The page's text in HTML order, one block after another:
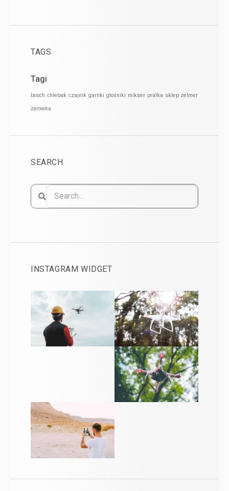
TAGS
Tagi
bosch chlebak czajnik garnki głośniki mikser pralka sklep zelmer
żarówka
SEARCH
INSTAGRAM WIDGET